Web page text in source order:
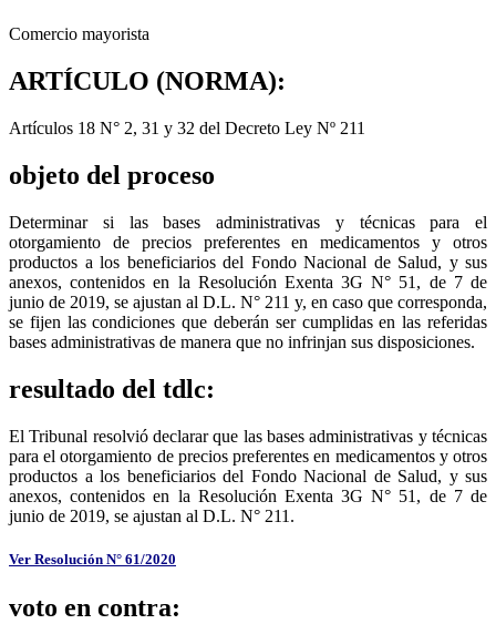
Comercio mayorista
ARTÍCULO (NORMA):
Artículos 18 N° 2, 31 y 32 del Decreto Ley Nº 211
objeto del proceso
Determinar si las bases administrativas y técnicas para el
otorgamiento de precios preferentes en medicamentos y otros
productos a los beneficiarios del Fondo Nacional de Salud, y sus
anexos, contenidos en la Resolución Exenta 3G N° 51, de 7 de
junio de 2019, se ajustan al D.L. N° 211 y, en caso que corresponda,
se fijen las condiciones que deberán ser cumplidas en las referidas
bases administrativas de manera que no infrinjan sus disposiciones.
resultado del tdlc:
El Tribunal resolvió declarar que las bases administrativas y técnicas
para el otorgamiento de precios preferentes en medicamentos y otros
productos a los beneficiarios del Fondo Nacional de Salud, y sus
anexos, contenidos en la Resolución Exenta 3G N° 51, de 7 de
junio de 2019, se ajustan al D.L. N° 211.
Ver Resolución N° 61/2020
voto en contra: